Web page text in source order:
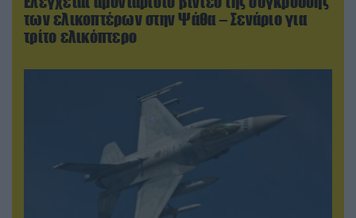
των ελικοπτέρων στην Ψάθα – Σενάριο για
τρίτο ελικόπτερο